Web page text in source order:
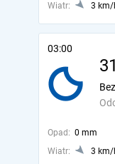
Wiatr:
3 km/
03:00
Opad: 0 mm
Wiatr:
3 km/